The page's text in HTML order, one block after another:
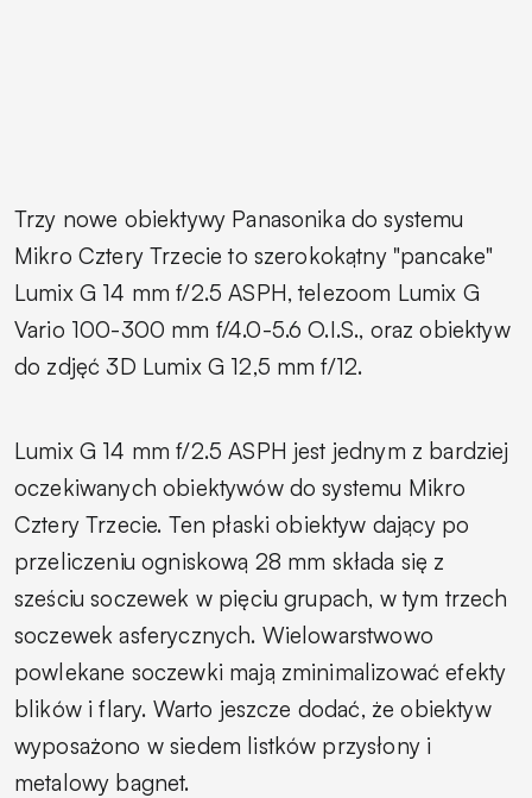
Trzy nowe obiektywy Panasonika do systemu
Mikro Cztery Trzecie to szerokokątny "pancake"
Lumix G 14 mm f/2.5 ASPH, telezoom Lumix G
Vario 100-300 mm f/4.0-5.6 O.I.S., oraz obiektyw
do zdjęć 3D Lumix G 12,5 mm f/12.
Lumix G 14 mm f/2.5 ASPH jest jednym z bardziej
oczekiwanych obiektywów do systemu Mikro
Cztery Trzecie. Ten płaski obiektyw dający po
przeliczeniu ogniskową 28 mm składa się z
sześciu soczewek w pięciu grupach, w tym trzech
soczewek asferycznych. Wielowarstwowo
powlekane soczewki mają zminimalizować efekty
blików i flary. Warto jeszcze dodać, że obiektyw
wyposażono w siedem listków przysłony i
metalowy bagnet.